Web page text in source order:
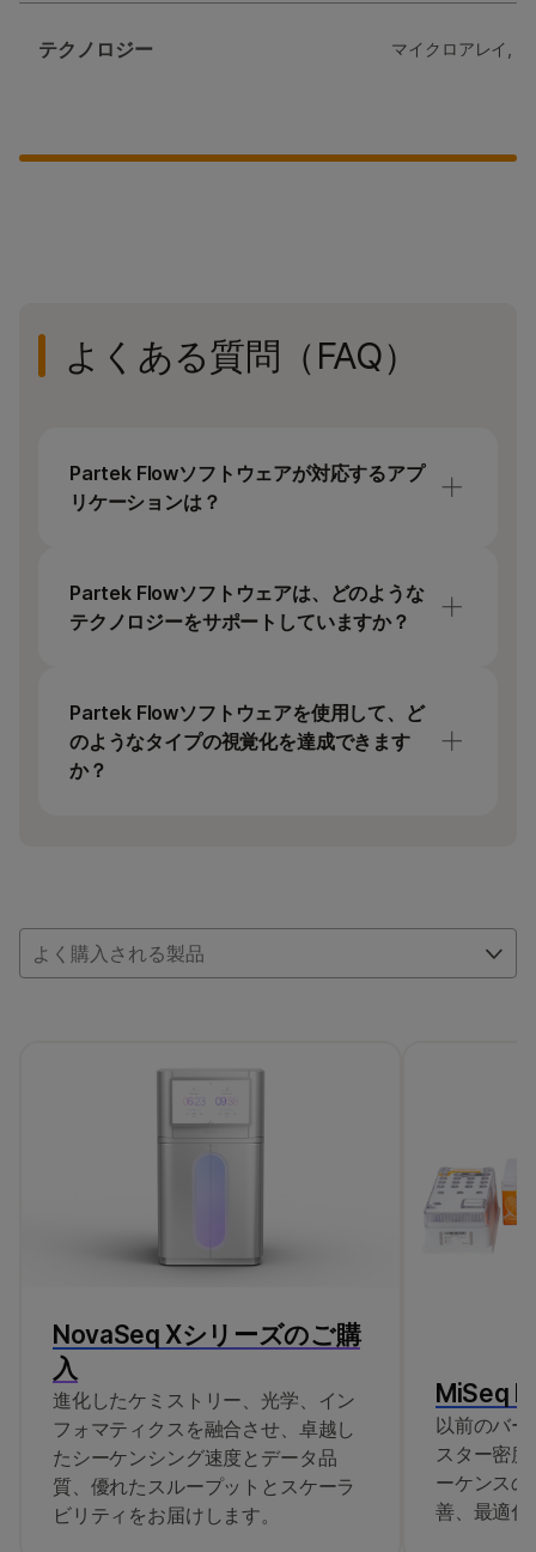
テクノロジー マイクロアレイ,
よくある質問（FAQ）
Partek Flowソフトウェアが対応するアプ
リケーションは？
ランスクリプトミクス、ChIP-Seqおよび
ATAC-Seq、DNA-Seq、メタゲノミクス、マ
Partek Flowソフトウェアは、どのような
テクノロジーをサポートしていますか？
マイクロアレイ、フローサイトメトリー
Partek Flowソフトウェアを使用して、ど
のようなタイプの視覚化を達成できます
か？
プ、バブルマップ、ベン図、ドットプロッ
ト、KEGGパスウェイ、サンキープロット、ヒ
の組織画像、バイオリンプロット、および箱
よく購入される製品
NovaSeq Xシリーズのご購
入
進化したケミストリー、光学、イン
フォマティクスを融合させ、卓越し
たシーケンシング速度とデータ品
質、優れたスループットとスケーラ
ビリティをお届けします。
MiSeq
以前のバ
スター密
ーケンス
善、最適